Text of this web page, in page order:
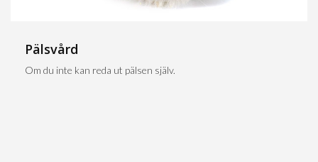
Pälsvård
Om du inte kan reda ut pälsen själv.